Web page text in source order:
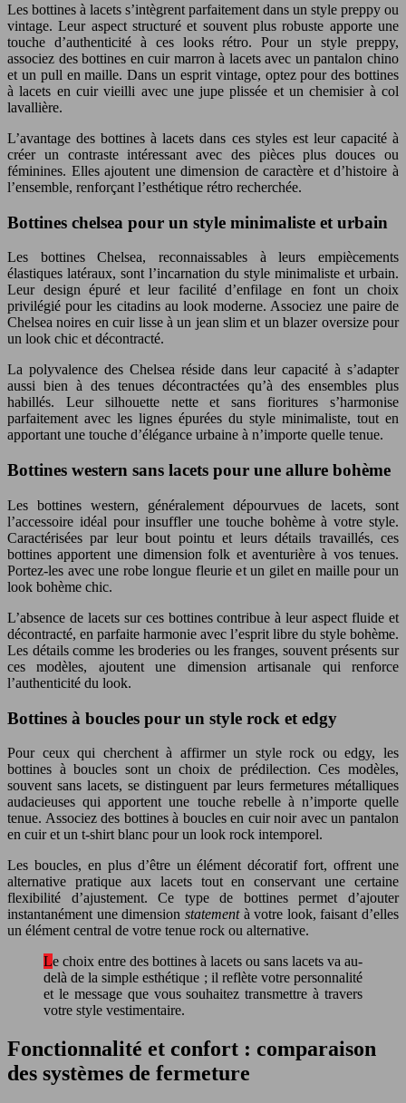
Les bottines à lacets s’intègrent parfaitement dans un style preppy ou
vintage. Leur aspect structuré et souvent plus robuste apporte une
touche d’authenticité à ces looks rétro. Pour un style preppy,
associez des bottines en cuir marron à lacets avec un pantalon chino
et un pull en maille. Dans un esprit vintage, optez pour des bottines
à lacets en cuir vieilli avec une jupe plissée et un chemisier à col
lavallière.
L’avantage des bottines à lacets dans ces styles est leur capacité à
créer un contraste intéressant avec des pièces plus douces ou
féminines. Elles ajoutent une dimension de caractère et d’histoire à
l’ensemble, renforçant l’esthétique rétro recherchée.
Bottines chelsea pour un style minimaliste et urbain
Les bottines Chelsea, reconnaissables à leurs empiècements
élastiques latéraux, sont l’incarnation du style minimaliste et urbain.
Leur design épuré et leur facilité d’enfilage en font un choix
privilégié pour les citadins au look moderne. Associez une paire de
Chelsea noires en cuir lisse à un jean slim et un blazer oversize pour
un look chic et décontracté.
La polyvalence des Chelsea réside dans leur capacité à s’adapter
aussi bien à des tenues décontractées qu’à des ensembles plus
habillés. Leur silhouette nette et sans fioritures s’harmonise
parfaitement avec les lignes épurées du style minimaliste, tout en
apportant une touche d’élégance urbaine à n’importe quelle tenue.
Bottines western sans lacets pour une allure bohème
Les bottines western, généralement dépourvues de lacets, sont
l’accessoire idéal pour insuffler une touche bohème à votre style.
Caractérisées par leur bout pointu et leurs détails travaillés, ces
bottines apportent une dimension folk et aventurière à vos tenues.
Portez-les avec une robe longue fleurie et un gilet en maille pour un
look bohème chic.
L’absence de lacets sur ces bottines contribue à leur aspect fluide et
décontracté, en parfaite harmonie avec l’esprit libre du style bohème.
Les détails comme les broderies ou les franges, souvent présents sur
ces modèles, ajoutent une dimension artisanale qui renforce
l’authenticité du look.
Bottines à boucles pour un style rock et edgy
Pour ceux qui cherchent à affirmer un style rock ou edgy, les
bottines à boucles sont un choix de prédilection. Ces modèles,
souvent sans lacets, se distinguent par leurs fermetures métalliques
audacieuses qui apportent une touche rebelle à n’importe quelle
tenue. Associez des bottines à boucles en cuir noir avec un pantalon
en cuir et un t-shirt blanc pour un look rock intemporel.
Les boucles, en plus d’être un élément décoratif fort, offrent une
alternative pratique aux lacets tout en conservant une certaine
flexibilité d’ajustement. Ce type de bottines permet d’ajouter
instantanément une dimension statement à votre look, faisant d’elles
un élément central de votre tenue rock ou alternative.
Le choix entre des bottines à lacets ou sans lacets va au-
delà de la simple esthétique ; il reflète votre personnalité
et le message que vous souhaitez transmettre à travers
votre style vestimentaire.
Fonctionnalité et confort : comparaison
des systèmes de fermeture